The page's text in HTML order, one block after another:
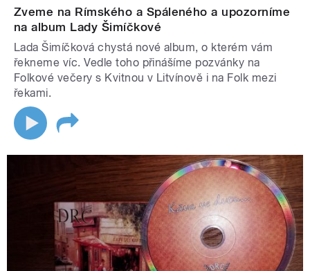
Zveme na Rímského a Spáleného a upozorníme
na album Lady Šimíčkové
Lada Šimíčková chystá nové album, o kterém vám
řekneme víc. Vedle toho přinášíme pozvánky na
Folkové večery s Kvitnou v Litvínově i na Folk mezi
řekami.